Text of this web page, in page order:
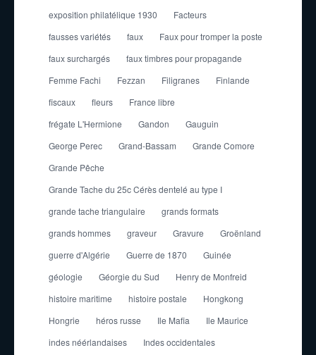
exposition philatélique 1930
Facteurs
fausses variétés
faux
Faux pour tromper la poste
faux surchargés
faux timbres pour propagande
Femme Fachi
Fezzan Filigranes
Finlande
fiscaux
fleurs
France libre
frégate L'Hermione
Gandon
Gauguin
George Perec
Grand-Bassam
Grande Comore
Grande Pêche
Grande Tache du 25c Cérès dentelé au type I
grande tache triangulaire
grands formats
grands hommes
graveur Gravure
Groënland
guerre d'Algérie
Guerre de 1870
Guinée
géologie
Géorgie du Sud
Henry de Monfreid
histoire maritime
histoire postale
Hongkong
Hongrie
héros russe Ile Mafia
Ile Maurice
indes néérlandaises
Indes occidentales